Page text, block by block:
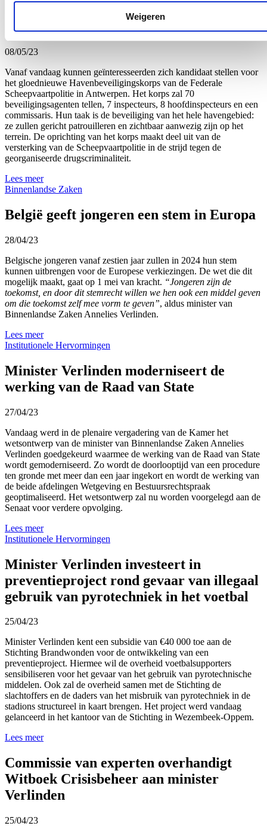
Weigeren
beveiligingsagenten aan voor nieuw
Havenbeveiligingskorps in Antwerpen
08/05/23
Vanaf vandaag kunnen geïnteresseerden zich kandidaat stellen voor
het gloednieuwe Havenbeveiligingskorps van de Federale
Scheepvaartpolitie in Antwerpen. Het korps zal 70
beveiligingsagenten tellen, 7 inspecteurs, 8 hoofdinspecteurs en een
commissaris. Hun taak is de beveiliging van het hele havengebied:
ze zullen gericht patrouilleren en zichtbaar aanwezig zijn op het
terrein. De oprichting van het korps maakt deel uit van de
versterking van de Scheepvaartpolitie in de strijd tegen de
georganiseerde drugscriminaliteit.
Lees meer
Binnenlandse Zaken
België geeft jongeren een stem in Europa
28/04/23
Belgische jongeren vanaf zestien jaar zullen in 2024 hun stem
kunnen uitbrengen voor de Europese verkiezingen. De wet die dit
mogelijk maakt, gaat op 1 mei van kracht. “Jongeren zijn de
toekomst, en door dit stemrecht willen we hen ook een middel geven
om die toekomst zelf mee vorm te geven”, aldus minister van
Binnenlandse Zaken Annelies Verlinden.
Lees meer
Institutionele Hervormingen
Minister Verlinden moderniseert de
werking van de Raad van State
27/04/23
Vandaag werd in de plenaire vergadering van de Kamer het
wetsontwerp van de minister van Binnenlandse Zaken Annelies
Verlinden goedgekeurd waarmee de werking van de Raad van State
wordt gemoderniseerd. Zo wordt de doorlooptijd van een procedure
ten gronde met meer dan een jaar ingekort en wordt de werking van
de beide afdelingen Wetgeving en Bestuursrechtspraak
geoptimaliseerd. Het wetsontwerp zal nu worden voorgelegd aan de
Senaat voor verdere opvolging.
Lees meer
Institutionele Hervormingen
Minister Verlinden investeert in
preventieproject rond gevaar van illegaal
gebruik van pyrotechniek in het voetbal
25/04/23
Minister Verlinden kent een subsidie van €40 000 toe aan de
Stichting Brandwonden voor de ontwikkeling van een
preventieproject. Hiermee wil de overheid voetbalsupporters
sensibiliseren voor het gevaar van het gebruik van pyrotechnische
middelen. Ook zal de overheid samen met de Stichting de
slachtoffers en de daders van het misbruik van pyrotechniek in de
stadions structureel in kaart brengen. Het project werd vandaag
gelanceerd in het kantoor van de Stichting in Wezembeek-Oppem.
Lees meer
Commissie van experten overhandigt
Witboek Crisisbeheer aan minister
Verlinden
25/04/23